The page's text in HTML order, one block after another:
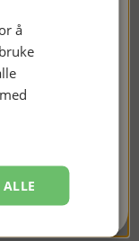
tilbud. 😊
å
ALLE